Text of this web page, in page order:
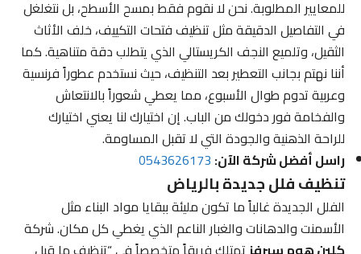
للمعايير المطلوبة. نحن لا نقوم فقط بمسح الأسطح، بل نتغلغل
في التفاصيل الدقيقة مثل تنظيف فتحات التكييف، خلف الأثاث
الثقيل، وتلميع النجف الكريستالي الذي يتطلب دقة متناهية. كما
أننا نهتم بجانب التعطير بعد التنظيف، حيث نستخدم عطوراً فرنسية
وعربية تدوم طوال الأسبوع، مما يعطي شعوراً بالانتعاش
والفخامة فور دخولك من الباب. إن اختيارك لنا يعني اختيارك
للراحة الذهنية والجودة التي لا تقبل المساومة.
راسل أفضل شركة الآن:0543626173
تنظيف فلل جديدة بالرياض
الفلل الجديدة غالباً ما تكون مليئة ببقايا مواد البناء مثل
الأسمنت والدهانات والغبار الناعم الذي يغطي كل مكان. شركة